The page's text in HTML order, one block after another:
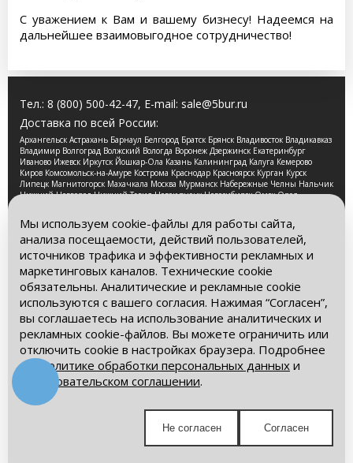
С уважением к Вам и вашему бизнесу! Надеемся на
дальнейшее взаимовыгодное сотрудничество!
Тел.: 8 (800) 500-42-47, E-mail: sale@5bur.ru
Доставка по всей России:
Архангельск Астрахань Барнаул Белгород Братск Брянск Владивосток Владикавказ
Владимир Волгоград Волжский Вологда Воронеж Дзержинск Екатеринбург
Иваново Ижевск Иркутск Йошкар-Ола Казань Калининград Калуга Кемерово
Киров Комсомольск-на-Амуре Кострома Краснодар Красноярск Курган Курск
Липецк Магнитогорск Махачкала Москва Мурманск Набережные Челны Нальчик
Нижний Новгород Нижний Тагил Новокузнецк Новосибирск Омск Орел
Санкт-Петербург Саранск Саратов Смоленск Сочи Ставрополь Стерлитамак
Сургут Таганрог Тамбов Тверь Томск Тула Тюмень Улан-Удэ Ульяновск Уфа
Хабаровск Чебоксары Челябинск Череповец Чита Ярославль
2026 © Компания «Буровые Машины». Все права
защищены. Обращаем Ваше внимание на то, что данный
интернет-сайт носит исключительно информационный
характер и ни при каких условиях информационные
материалы и цены, размещенные на сайте, не является
публичной офертой, определяемой положениями Статьи
437 Гражданского кодекса РФ.
Политика обработки персональных данных
Пользовательское соглашение
Мы в социальных сетях:
Получите выгодное предложение!
Мы используем cookie-файлы для работы сайта,
анализа посещаемости, действий пользователей,
источников трафика и эффективности рекламных и
маркетинговых каналов. Технические cookie
обязательны. Аналитические и рекламные cookie
используются с вашего согласия. Нажимая “Согласен”,
вы соглашаетесь на использование аналитических и
рекламных cookie-файлов. Вы можете ограничить или
отключить cookie в настройках браузера. Подробнее
– в
Политике обработки персональных данных и
Пользовательском соглашении.
Согласен
Не согласен